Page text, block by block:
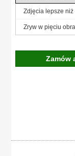
Zdjęcia lepsze niż
Zryw w pięciu
Zamów